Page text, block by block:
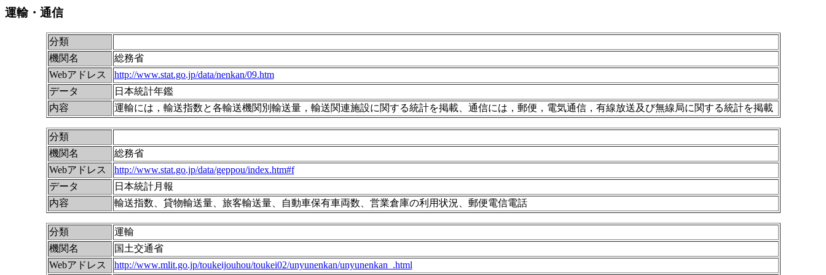
運輸・通信
分類
機関名
総務省
Webアドレス
http://www.stat.go.jp/data/nenkan/09.htm
データ
日本統計年鑑
内容
運輸には，輸送指数と各輸送機関別輸送量，輸送関連施設に関する統計を掲載、通信には，郵便，電気通信，有線放送及び無線局に関する統計を掲載
分類
機関名
総務省
Webアドレス
http://www.stat.go.jp/data/geppou/index.htm#f
データ
日本統計月報
内容
輸送指数、貸物輸送量、旅客輸送量、自動車保有車両数、営業倉庫の利用状況、郵便電信電話
分類
運輸
機関名
国土交通省
Webアドレス
http://www.mlit.go.jp/toukeijouhou/toukei02/unyunenkan/unyunenkan_.html